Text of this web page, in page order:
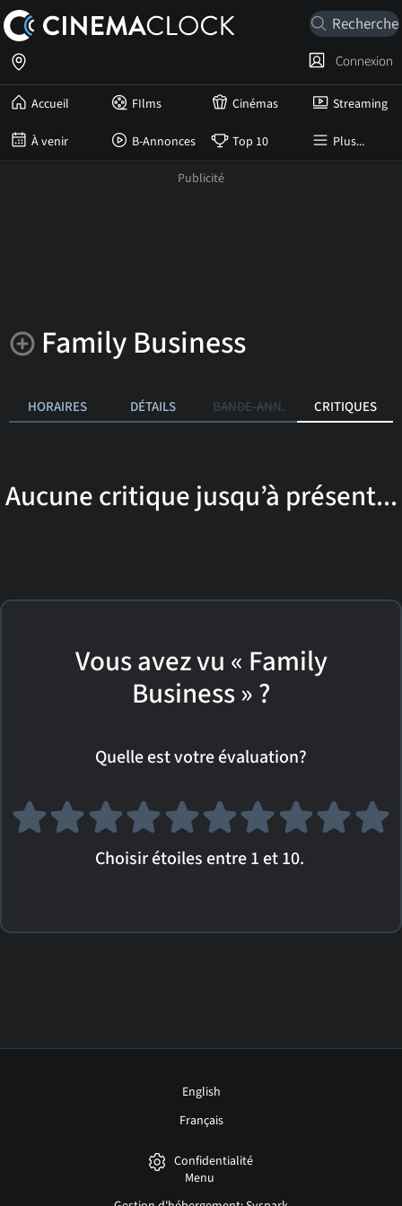
Accueil FIlms Cinémas Streaming
À venir B-Annonces Top 10 Plus...
Connexion
Family Business
HORAIRES DÉTAILS BANDE-ANN. CRITIQUES
Aucune critique jusqu’à présent...
Vous avez vu « Family
Business » ?
Quelle est votre évaluation?
Choisir étoiles entre 1 et 10.
English
Français
Confidentialité
Menu